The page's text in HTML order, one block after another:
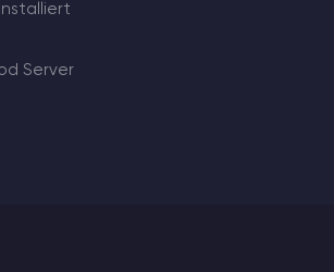
Server